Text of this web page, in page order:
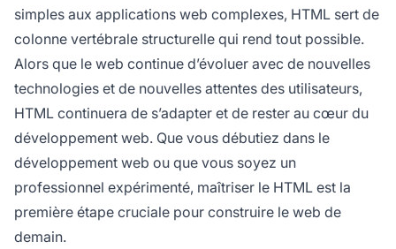
simples aux applications web complexes, HTML sert de
colonne vertébrale structurelle qui rend tout possible.
Alors que le web continue d’évoluer avec de nouvelles
technologies et de nouvelles attentes des utilisateurs,
HTML continuera de s’adapter et de rester au cœur du
développement web. Que vous débutiez dans le
développement web ou que vous soyez un
professionnel expérimenté, maîtriser le HTML est la
première étape cruciale pour construire le web de
demain.